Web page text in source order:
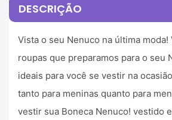
DESCRIÇÃO
Vista o seu Nenuco na última moda!
roupas que preparamos para o seu
ideais para você se vestir na
tanto para meninas quanto para
vestir sua Boneca Nenuco! vestido